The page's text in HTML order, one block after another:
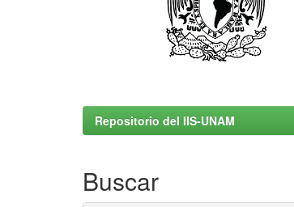
Repositorio del IIS-UNAM
Buscar